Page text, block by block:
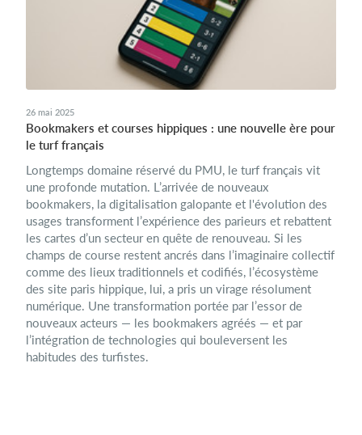
26 mai 2025
Bookmakers et courses hippiques : une nouvelle ère pour
le turf français
Longtemps domaine réservé du PMU, le turf français vit
une profonde mutation. L’arrivée de nouveaux
bookmakers, la digitalisation galopante et l'évolution des
usages transforment l’expérience des parieurs et rebattent
les cartes d’un secteur en quête de renouveau. Si les
champs de course restent ancrés dans l’imaginaire collectif
comme des lieux traditionnels et codifiés, l’écosystème
des site paris hippique, lui, a pris un virage résolument
numérique. Une transformation portée par l’essor de
nouveaux acteurs — les bookmakers agréés — et par
l’intégration de technologies qui bouleversent les
habitudes des turfistes.